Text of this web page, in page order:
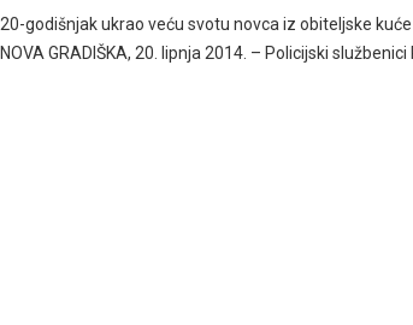
20-godišnjak ukrao veću svotu novca iz obiteljske
NOVA GRADIŠKA, 20. lipnja 2014. – Policijski službenici